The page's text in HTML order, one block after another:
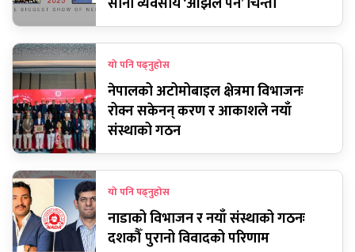
यो पनि पढ्नुहोस
नेपालको अटोमोबाइल क्षेत्रमा विभाजनः
रोक्न सकेनन् करण र आकाशले नयाँ
संस्थाको गठन
यो पनि पढ्नुहोस
नाडाको विभाजन र नयाँ संस्थाको गठनः
दशकौँ पुरानो विवादको परिणाम